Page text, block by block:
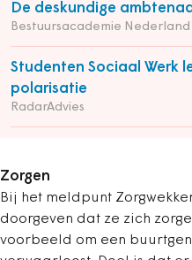
De deskundige
Bestuursacademie Nederland
Studenten Sociaal Werk
polarisatie
RadarAdvies
Zorgen
Bij het meldpunt
doorgeven dat ze zich
voorbeeld om een